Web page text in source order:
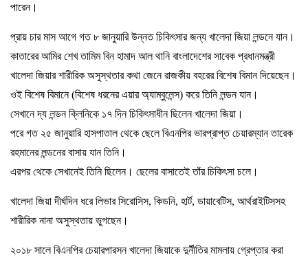
পারেন।
প্রায় চার মাস আগে গত ৮ জানুয়ারি উন্নত চিকিৎসার জন্য খালেদা জিয়া লন্ডনে যান।
কাতারের আমির শেখ তামিম বিন হামাদ আল থানি বাংলাদেশের সাবেক প্রধানমন্ত্রী
খালেদা জিয়ার শারীরিক অসুস্থতার কথা জেনে রাজকীয় বহরের বিশেষ বিমান দিয়েছেন।
ওই বিশেষ বিমানে (বিশেষ ধরনের এয়ার অ্যাম্বুলেন্স) করে তিনি লন্ডন যান।
সেখানে দ্য লন্ডন ক্লিনিকে ১৭ দিন চিকিৎসাধীন ছিলেন খালেদা জিয়া।
পরে গত ২৫ জানুয়ারি হাসপাতাল থেকে ছেলে বিএনপির ভারপ্রাপ্ত চেয়ারম্যান তারেক
রহমানের লন্ডনের বাসায় যান তিনি।
এরপর থেকে সেখানেই তিনি ছিলেন। ছেলের বাসাতেই তাঁর চিকিৎসা চলে।
খালেদা জিয়া দীর্ঘদিন ধরে লিভার সিরোসিস, কিডনি, হার্ট, ডায়াবেটিস, আর্থরাইটিসসহ
শারীরিক নানা অসুস্থতায় ভুগছেন।
২০১৮ সালে বিএনপির চেয়ারপারসন খালেদা জিয়াকে দুর্নীতির মামলায় গ্রেপ্তার করা